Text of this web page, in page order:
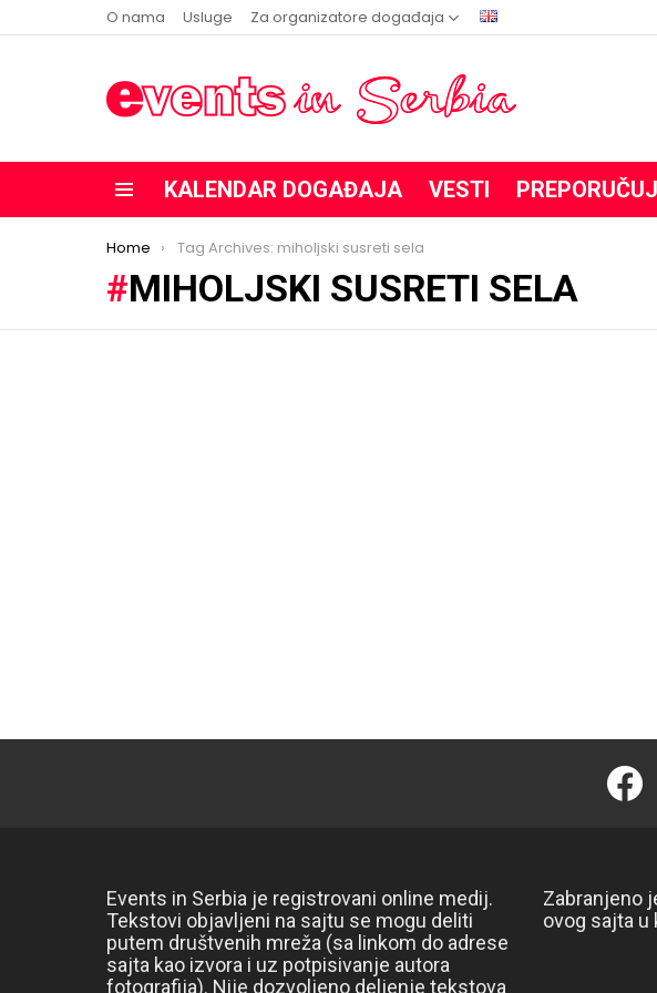
O nama Usluge Za organizatore događaja
KALENDAR DOGAĐAJA VESTI
You are here:
Home Tag Archives: miholjski susreti sela
MIHOLJSKI SUSRETI SELA
Events in Serbia je registrovani online medij.
Tekstovi objavljeni na sajtu se mogu deliti
putem društvenih mreža (sa linkom do adrese
sajta kao izvora i uz potpisivanje autora
fotografija). Nije dozvoljeno deljenje tekstova
Zabranjeno
ovog sajta u